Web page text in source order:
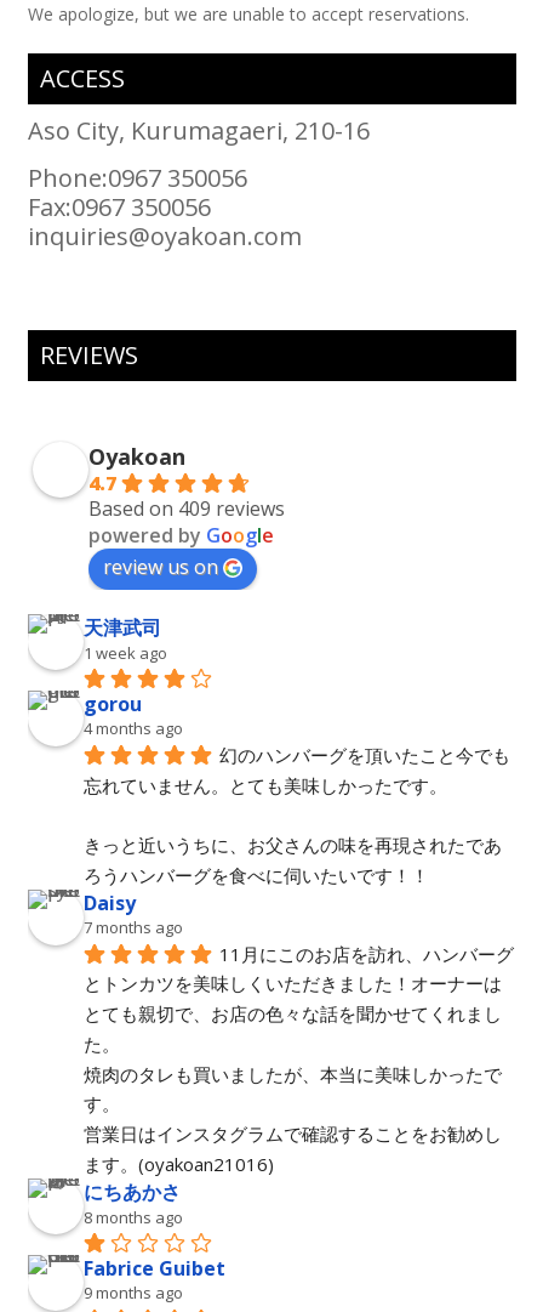
We apologize, but we are unable to accept reservations.
ACCESS
Aso City, Kurumagaeri, 210-16
Phone:0967 350056
Fax:0967 350056
inquiries@oyakoan.com
REVIEWS
Oyakoan
4.7
Based on 409 reviews
powered by Google
review us on
天津武司
1 week ago
gorou
4 months ago
幻のハンバーグを頂いたこと今でも
忘れていません。とても美味しかったです。
きっと近いうちに、お父さんの味を再現されたであ
ろうハンバーグを食べに伺いたいです！！
Daisy
7 months ago
11月にこのお店を訪れ、ハンバーグ
とトンカツを美味しくいただきました！オーナーは
とても親切で、お店の色々な話を聞かせてくれまし
た。
焼肉のタレも買いましたが、本当に美味しかったで
す。
営業日はインスタグラムで確認することをお勧めし
ます。(oyakoan21016)
にちあかさ
8 months ago
Fabrice Guibet
9 months ago